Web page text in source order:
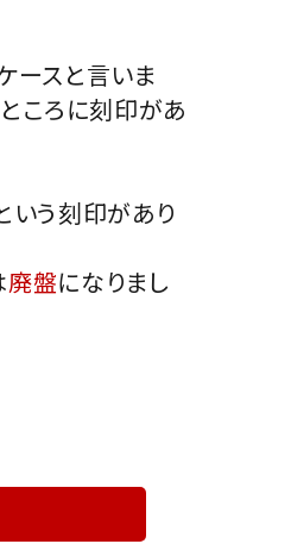
ースと言いま
ところに刻印があ
いう刻印があり
廃盤になりまし